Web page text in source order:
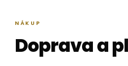
NÁKUP
Doprava a